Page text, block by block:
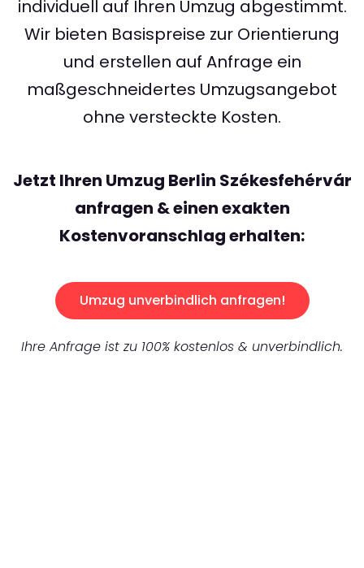
individuell auf Ihren Umzug abgestimmt.
Wir bieten Basispreise zur Orientierung
und erstellen auf Anfrage ein
maßgeschneidertes Umzugsangebot
ohne versteckte Kosten.
Jetzt Ihren Umzug Berlin Székesfehérvár
anfragen & einen exakten
Kostenvoranschlag erhalten:
Umzug unverbindlich anfragen!
Ihre Anfrage ist zu 100% kostenlos & unverbindlich.